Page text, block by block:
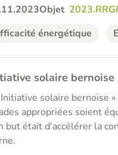
Objet
énergétique
solaire bernoise
Initiative solaire bernoise
appropriées soient
but était d'accélérer la